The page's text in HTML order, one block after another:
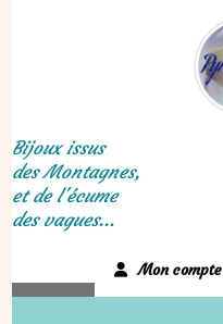
Bijoux issus
des Montagnes,
et de l'écume
des vagues...
Mon compte